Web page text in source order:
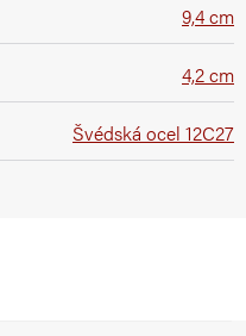
9,4 cm
4,2 cm
Švédská ocel 12C27